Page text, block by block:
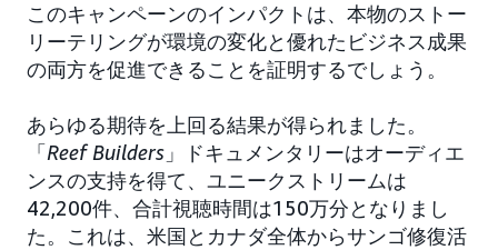
このキャンペーンのインパクトは、本物のストー
リーテリングが環境の変化と優れたビジネス成果
の両方を促進できることを証明するでしょう。
あらゆる期待を上回る結果が得られました。
「Reef Builders 」ドキュメンタリーはオーディエ
ンスの支持を得て、ユニークストリームは
42,200件、合計視聴時間は150万分となりまし
た。これは、米国とカナダ全体からサンゴ修復活